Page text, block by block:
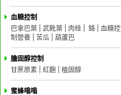
血糖控制
巴拿巴葉
武靴葉 肉桂 鉻
血糖控
制營養
苦瓜 葫蘆巴
膽固醇控制
甘蔗原素
紅麴 植固醇
蜜蜂嗡嗡